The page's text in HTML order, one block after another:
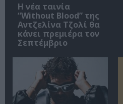
Η νέα ταινία
“Without Blood” της
Αντζελίνα Τζολί θα
κάνει πρεμιέρα τον
Σεπτέμβριο